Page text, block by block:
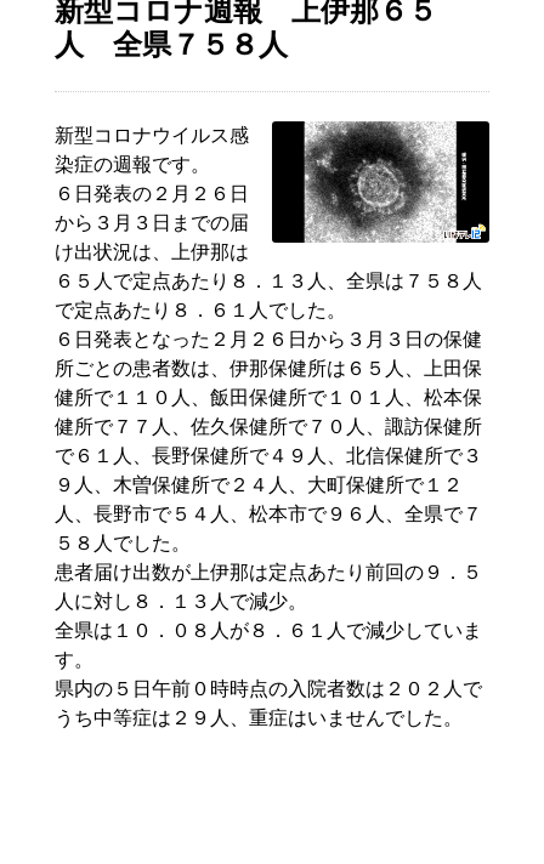
新型コロナ週報 上伊那６５
人 全県７５８人
新型コロナウイルス感
染症の週報です。
６日発表の２月２６日
から３月３日までの届
け出状況は、上伊那は
６５人で定点あたり８．１３人、全県は７５８人
で定点あたり８．６１人でした。
６日発表となった２月２６日から３月３日の保健
所ごとの患者数は、伊那保健所は６５人、上田保
健所で１１０人、飯田保健所で１０１人、松本保
健所で７７人、佐久保健所で７０人、諏訪保健所
で６１人、長野保健所で４９人、北信保健所で３
９人、木曽保健所で２４人、大町保健所で１２
人、長野市で５４人、松本市で９６人、全県で７
５８人でした。
患者届け出数が上伊那は定点あたり前回の９．５
人に対し８．１３人で減少。
全県は１０．０８人が８．６１人で減少していま
す。
県内の５日午前０時時点の入院者数は２０２人で
うち中等症は２９人、重症はいませんでした。